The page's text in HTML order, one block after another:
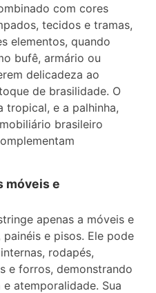
com cores
tecidos e tramas,
elementos, quando
bufê, armário ou
delicadeza ao
de brasilidade. O
tropical, e a palhinha,
brasileiro
móveis e
apenas a móveis e
e pisos. Ele pode
rodapés,
e forros, demonstrando
atemporalidade. Sua